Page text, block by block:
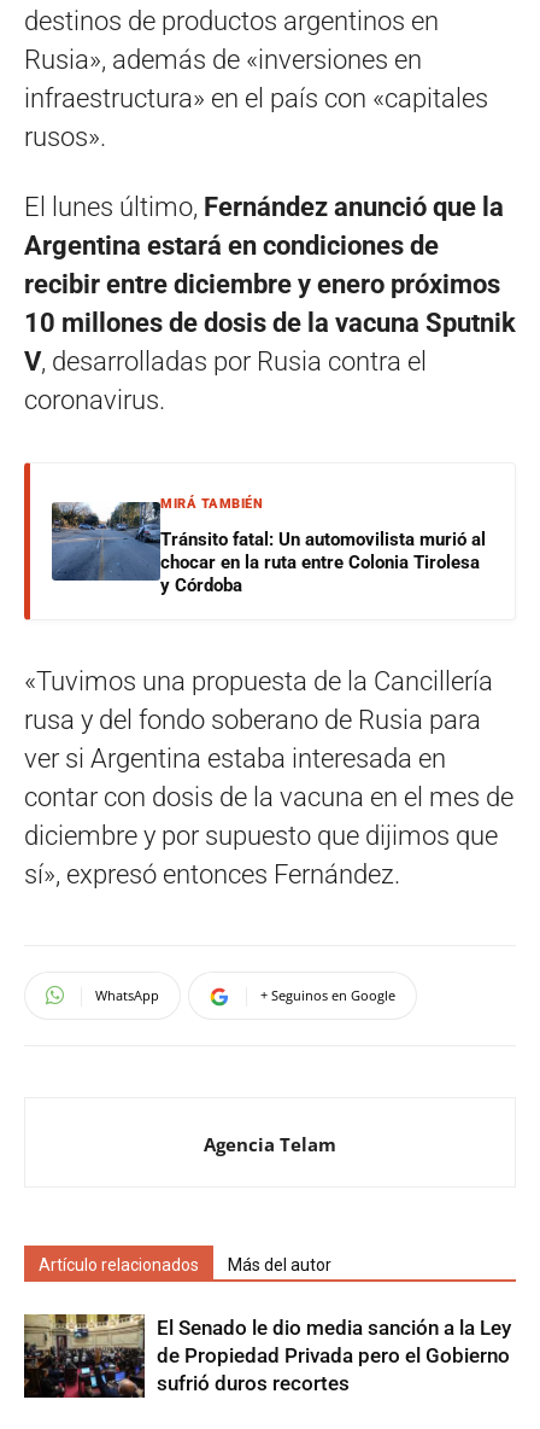
destinos de productos argentinos en
Rusia», además de «inversiones en
infraestructura» en el país con «capitales
rusos».
El lunes último, Fernández anunció que la
Argentina estará en condiciones de
recibir entre diciembre y enero próximos
10 millones de dosis de la vacuna Sputnik
V, desarrolladas por Rusia contra el
coronavirus.
MIRÁ TAMBIÉN
Tránsito fatal: Un automovilista murió al
chocar en la ruta entre Colonia Tirolesa
y Córdoba
«Tuvimos una propuesta de la Cancillería
rusa y del fondo soberano de Rusia para
ver si Argentina estaba interesada en
contar con dosis de la vacuna en el mes de
diciembre y por supuesto que dijimos que
sí», expresó entonces Fernández.
WhatsApp + Seguinos en Google
Agencia Telam
Artículo relacionados Más del autor
El Senado le dio media sanción a la Ley
de Propiedad Privada pero el Gobierno
sufrió duros recortes